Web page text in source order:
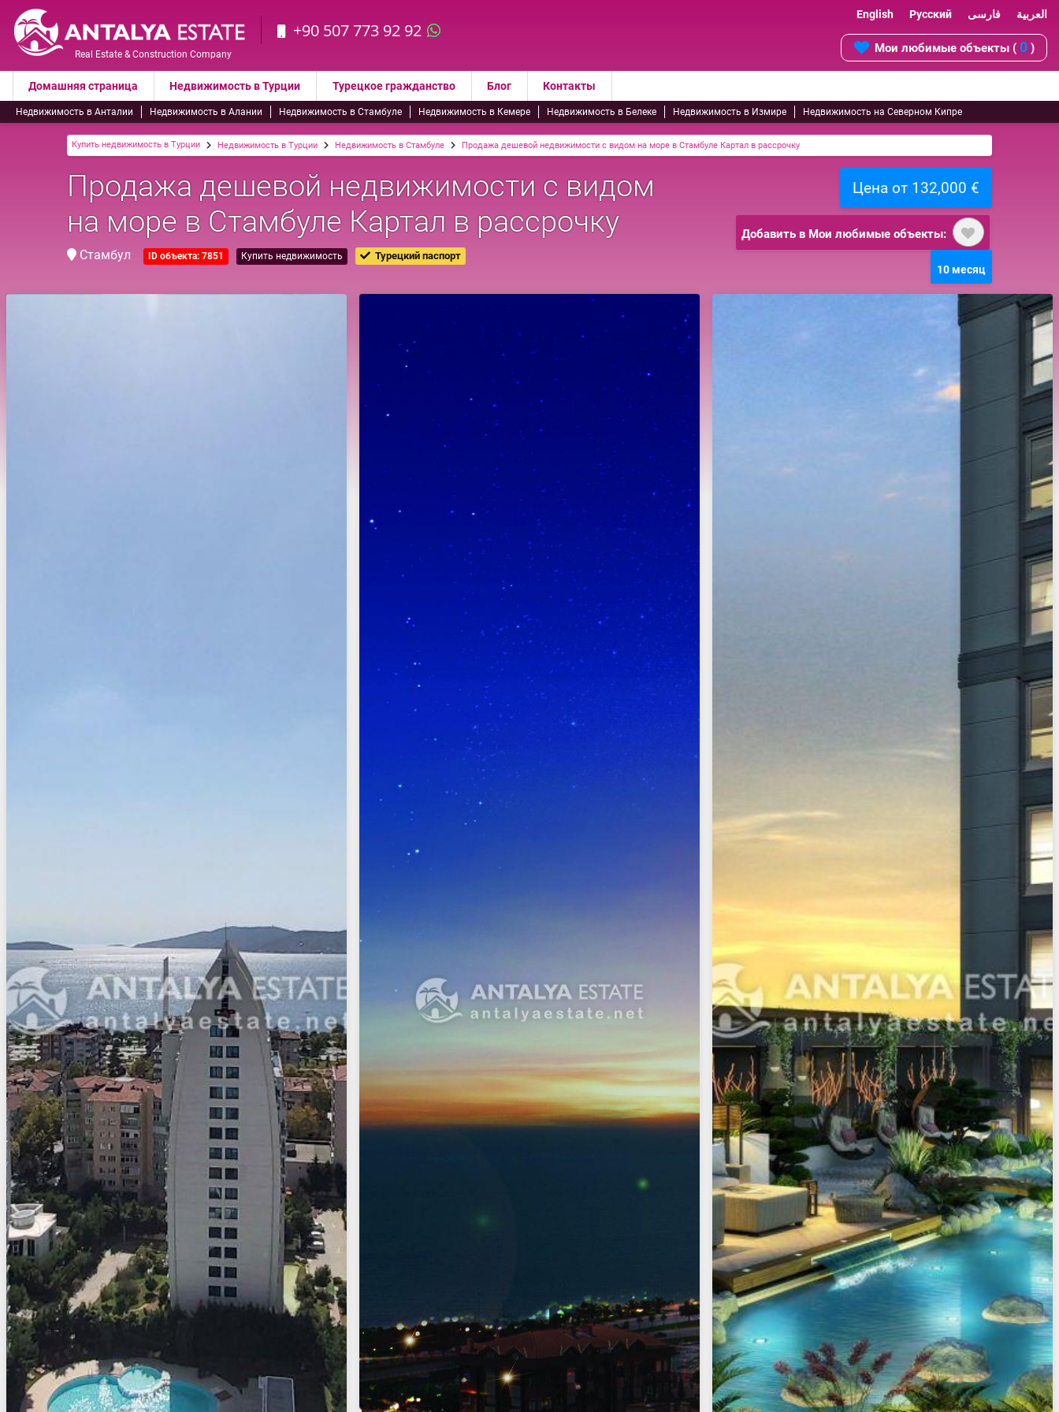
Real Estate & Construction Company
+90 507 773 92 92
English Русский فارسی العربية
Мои любимые объекты ( 0 )
Домашняя страница Недвижимость в Турции Турецкое гражданство Блог Контакты
Недвижимость в Анталии Недвижимость в Алании Недвижимость в Стамбуле Недвижимость в Кемере Недвижимость в Белеке Недвижимость в Измире Недвижимость на Северном Кипре
Купить недвижимость в Турции Недвижимость в Турции Недвижимость в Стамбуле Продажа дешевой недвижимости с видом на море в Стамбуле Картал в рассрочку
Продажа дешевой недвижимости с видом
на море в Стамбуле Картал в рассрочку
Стамбул ID объекта: 7851 Купить недвижимость Турецкий паспорт
Цена от 132,000 €
Добавить в Мои любимые объекты:
10 месяц